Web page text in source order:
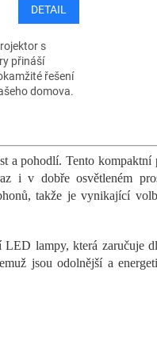
DETAIL
s
přináší
řešení
domova.
a pohodlí. Tento kompaktní
i v dobře osvětleném
takže je vynikající
lampy, která zaručuje
jsou odolnější a